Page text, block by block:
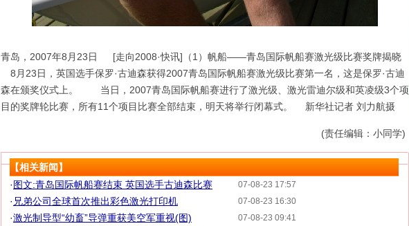
青岛，2007年8月23日 [走向2008·快讯]（1）帆船――青岛国际帆船赛激光级比赛奖牌揭晓
8月23日，英国选手保罗·古迪森获得2007青岛国际帆船赛激光级比赛第一名，这是保罗·古迪
森在颁奖仪式上。 当日，2007青岛国际帆船赛进行了激光级、激光雷迪尔级和英凌级3个项
目的奖牌轮比赛，所有11个项目比赛全部结束，明天将举行闭幕式。 新华社记者 刘力航摄
(责任编辑：小同学)
【相关新闻】
07-08-23 17:57
·图文:青岛国际帆船赛结束 英国选手古迪森比赛
07-08-23 16:30
· 兄弟公司全球首次推出彩色激光打印机
07-08-23 09:41
·激光制导型“幼畜”导弹重获美空军重视(图)